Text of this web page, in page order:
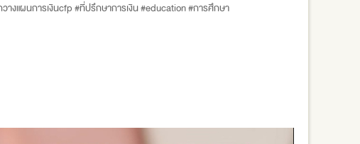
งแผนการเงินcfp #ที่ปรึกษาการเงิน #education #การศึกษา